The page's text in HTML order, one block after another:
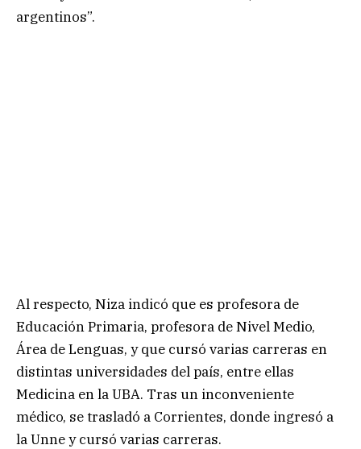
argentinos”.
Al respecto, Niza indicó que es profesora de
Educación Primaria, profesora de Nivel Medio,
Área de Lenguas, y que cursó varias carreras en
distintas universidades del país, entre ellas
Medicina en la UBA. Tras un inconveniente
médico, se trasladó a Corrientes, donde ingresó a
la Unne y cursó varias carreras.